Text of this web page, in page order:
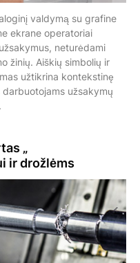
valdymą su grafine
ekrane operatoriai
neturėdami
žinių. Aiškių simbolių ir
užtikrina kontekstinę
užsakymų
„
ir drožlėms